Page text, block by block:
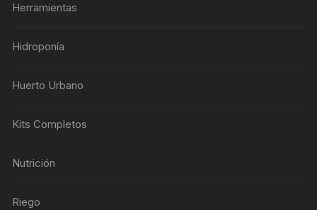
Herramientas
Hidroponía
Huerto Urbano
Kits Completos
Nutrición
Riego